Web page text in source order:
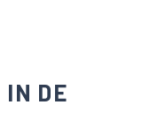
IN DE